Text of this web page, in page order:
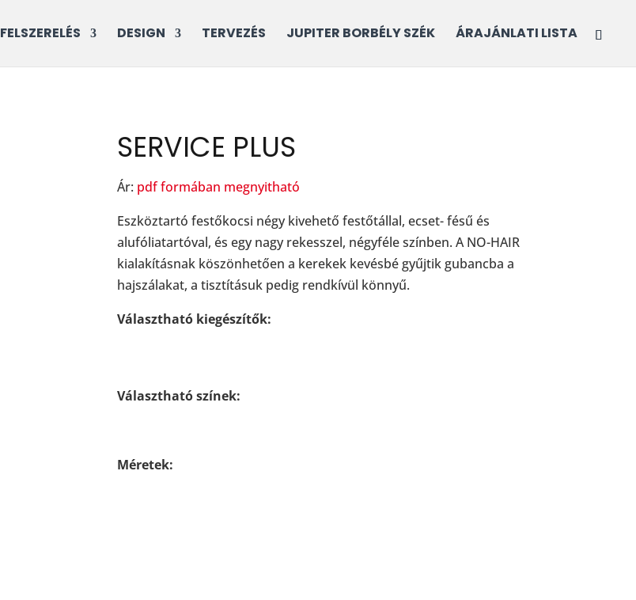
FELSZERELÉS DESIGN TERVEZÉS JUPITER BORBÉLY SZÉK ÁRAJÁNLATI LISTA
SERVICE PLUS
Ár: pdf formában megnyitható
Eszköztartó festőkocsi négy kivehető festőtállal, ecset- fésű és
alufóliatartóval, és egy nagy rekesszel, négyféle színben.A NO-HAIR
kialakításnak köszönhetően a kerekek kevésbé gyűjtik gubancba a
hajszálakat, a tisztításuk pedig rendkívül könnyű.
Választható kiegészítők:
Választható színek:
Méretek: